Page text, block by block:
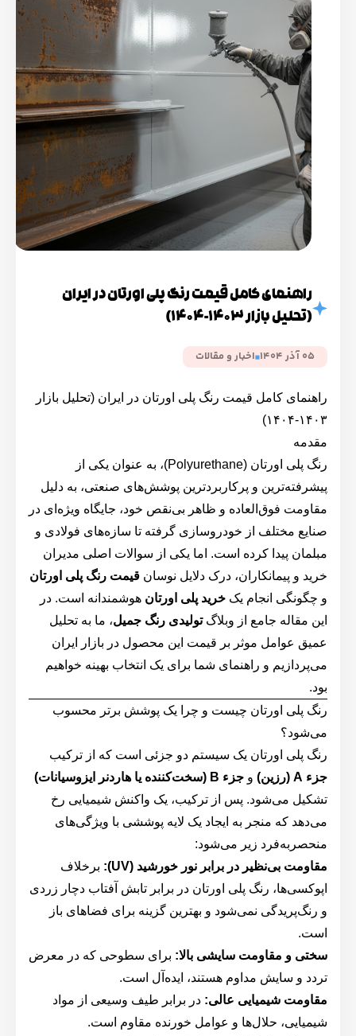
راهنمای کامل قیمت رنگ پلی اورتان در ایران
(تحلیل بازار ۱۴۰۳-۱۴۰۴)
05 آذر 1404 اخبار و مقالات
راهنمای کامل قیمت رنگ پلی اورتان در ایران (تحلیل بازار
۱۴۰۳-۱۴۰۴)
مقدمه
رنگ پلی اورتان (Polyurethane)، به عنوان یکی از
پیشرفته‌ترین و پرکاربردترین پوشش‌های صنعتی، به دلیل
مقاومت فوق‌العاده و ظاهر بی‌نقص خود، جایگاه ویژه‌ای در
صنایع مختلف از خودروسازی گرفته تا سازه‌های فولادی و
مبلمان پیدا کرده است. اما یکی از سوالات اصلی مدیران
خرید و پیمانکاران، درک دلایل نوسان قیمت رنگ پلی اورتان
و چگونگی انجام یک خرید پلی اورتان هوشمندانه است. در
این مقاله جامع از وبلاگتولیدی رنگ جمیل، ما به تحلیل
عمیق عوامل موثر بر قیمت این محصول در بازار ایران
می‌پردازیم و راهنمای شما برای یک انتخاب بهینه خواهیم
بود.
رنگ پلی اورتان چیست و چرا یک پوشش برتر محسوب
می‌شود؟
رنگ پلی اورتان یک سیستم دو جزئی است که از ترکیب
جزء A (رزین)
و جزء B (سخت‌کننده یا هاردنر ایزوسیانات)
تشکیل می‌شود. پس از ترکیب، یک واکنش شیمیایی رخ
می‌دهد که منجر به ایجاد یک لایه پوششی با ویژگی‌های
منحصربه‌فرد زیر می‌شود:
مقاومت بی‌نظیر در برابر نور خورشید (UV):
برخلاف
اپوکسی‌ها، رنگ پلی اورتان در برابر تابش آفتاب دچار زردی
و رنگ‌پریدگی نمی‌شود و بهترین گزینه برای فضاهای باز
است.
سختی و مقاومت سایشی بالا: برای سطوحی که در معرض
تردد و سایش مداوم هستند، ایده‌آل است.
مقاومت شیمیایی عالی: در برابر طیف وسیعی از مواد
شیمیایی، حلال‌ها و عوامل خورنده مقاوم است.